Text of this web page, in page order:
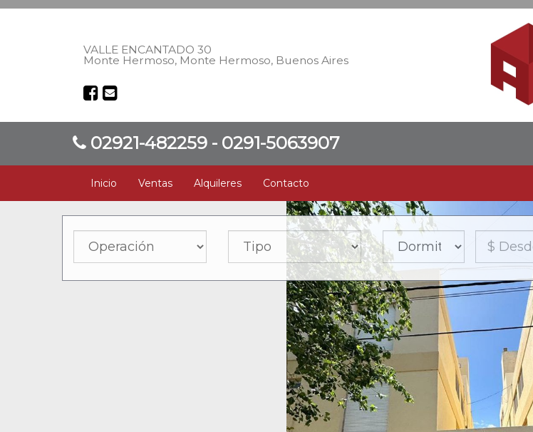
VALLE ENCANTADO 30
Monte Hermoso, Monte Hermoso, Buenos Aires
02921-482259 - 0291-5063907
Inicio Ventas Alquileres Contacto